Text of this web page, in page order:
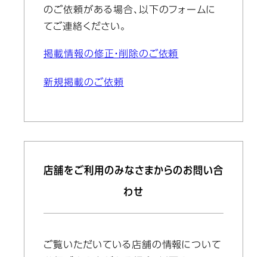
のご依頼がある場合、以下のフォームに
てご連絡ください。
掲載情報の修正・削除のご依頼
新規掲載のご依頼
店舗をご利用のみなさまからのお問い合
わせ
ご覧いただいている店舗の情報について